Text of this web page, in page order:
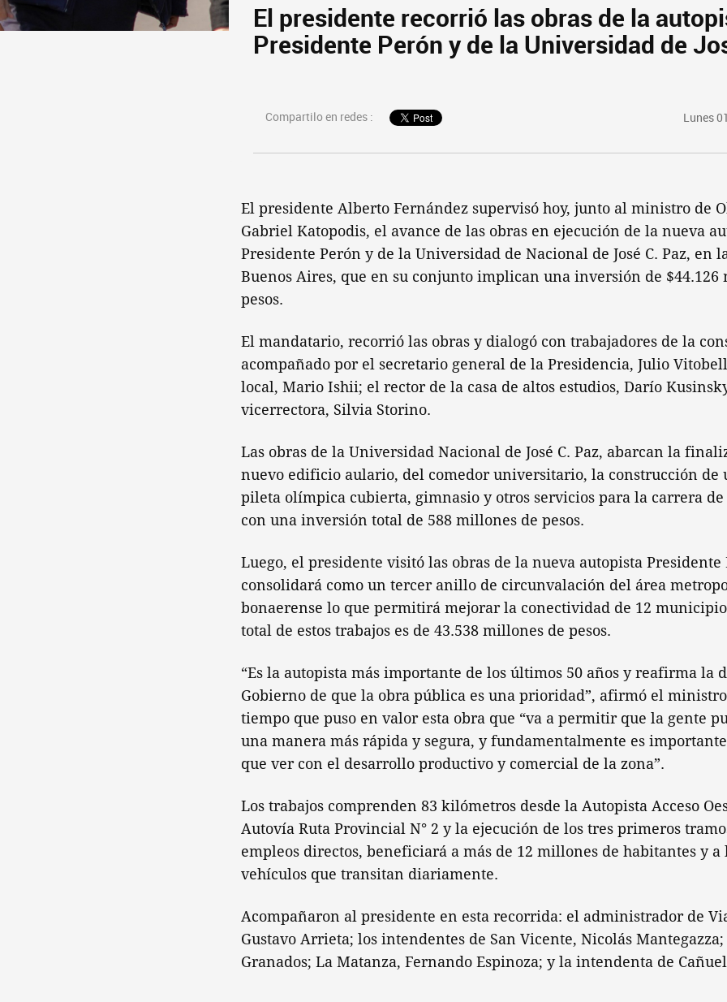
El presidente recorrió las obras de la
Presidente Perón y de la Universidad de
Compartilo en redes : Lunes
El presidente Alberto Fernández supervisó hoy, junto al ministro de
Gabriel Katopodis, el avance de las obras en ejecución de la nueva
Presidente Perón y de la Universidad de Nacional de José C. Paz, en
Buenos Aires, que en su conjunto implican una inversión de $44.126
pesos.
El mandatario, recorrió las obras y dialogó con trabajadores de la
acompañado por el secretario general de la Presidencia, Julio
local, Mario Ishii; el rector de la casa de altos estudios, Darío
vicerrectora, Silvia Storino.
Las obras de la Universidad Nacional de José C. Paz, abarcan la
nuevo edificio aulario, del comedor universitario, la construcción de
pileta olímpica cubierta, gimnasio y otros servicios para la carrera de
con una inversión total de 588 millones de pesos.
Luego, el presidente visitó las obras de la nueva autopista Presidente
consolidará como un tercer anillo de circunvalación del área
bonaerense lo que permitirá mejorar la conectividad de 12
total de estos trabajos es de 43.538 millones de pesos.
“Es la autopista más importante de los últimos 50 años y reafirma la
Gobierno de que la obra pública es una prioridad”, afirmó el
tiempo que puso en valor esta obra que “va a permitir que la gente
una manera más rápida y segura, y fundamentalmente es
que ver con el desarrollo productivo y comercial de la zona”.
Los trabajos comprenden 83 kilómetros desde la Autopista Acceso
Autovía Ruta Provincial N° 2 y la ejecución de los tres primeros
empleos directos, beneficiará a más de 12 millones de habitantes y a
vehículos que transitan diariamente.
Acompañaron al presidente en esta recorrida: el administrador de
Gustavo Arrieta; los intendentes de San Vicente, Nicolás
Granados; La Matanza, Fernando Espinoza; y la intendenta de